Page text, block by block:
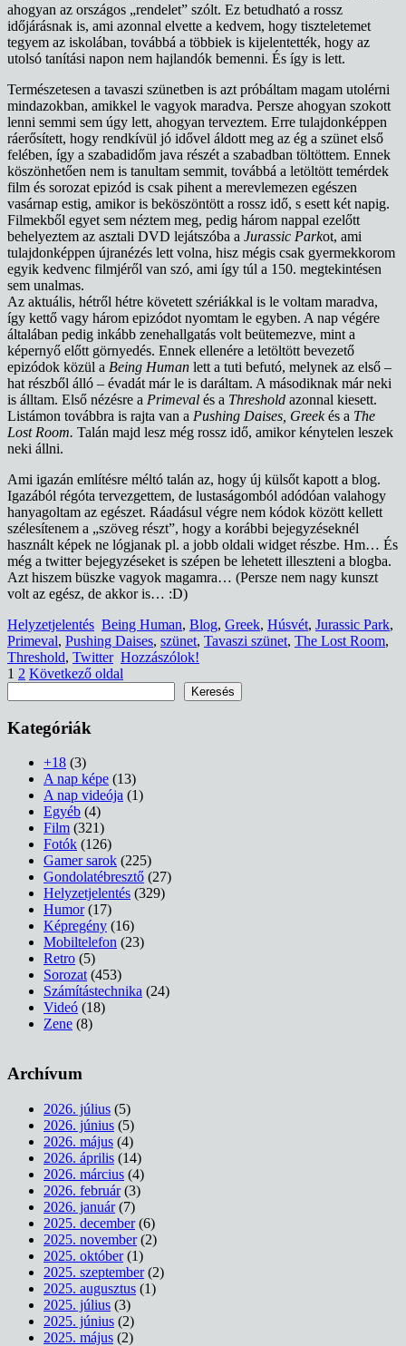
ahogyan az országos „rendelet” szólt. Ez betudható a rossz
időjárásnak is, ami azonnal elvette a kedvem, hogy tiszteletemet
tegyem az iskolában, továbbá a többiek is kijelentették, hogy az
utolsó tanítási napon nem hajlandók bemenni. És így is lett.
Természetesen a tavaszi szünetben is azt próbáltam magam utolérni
mindazokban, amikkel le vagyok maradva. Persze ahogyan szokott
lenni semmi sem úgy lett, ahogyan terveztem. Erre tulajdonképpen
ráerősített, hogy rendkívül jó idővel áldott meg az ég a szünet első
felében, így a szabadidőm java részét a szabadban töltöttem. Ennek
köszönhetően nem is tanultam semmit, továbbá a letöltött temérdek
film és sorozat epizód is csak pihent a merevlemezen egészen
vasárnap estig, amikor is beköszöntött a rossz idő, s esett két napig.
Filmekből egyet sem néztem meg, pedig három nappal ezelőtt
behelyeztem az asztali DVD lejátszóba a Jurassic Parkot, ami
tulajdonképpen újranézés lett volna, hisz mégis csak gyermekkorom
egyik kedvenc filmjéről van szó, ami így túl a 150. megtekintésen
sem unalmas.
Az aktuális, hétről hétre követett szériákkal is le voltam maradva,
így kettő vagy három epizódot nyomtam le egyben. A nap végére
általában pedig inkább zenehallgatás volt beütemezve, mint a
képernyő előtt görnyedés. Ennek ellenére a letöltött bevezető
epizódok közül a Being Human lett a tuti befutó, melynek az első –
hat részből álló – évadát már le is daráltam. A másodiknak már neki
is álltam. Első nézésre a Primeval és a Threshold azonnal kiesett.
Listámon továbbra is rajta van a Pushing Daises, Greekés a The
Lost Room. Talán majd lesz még rossz idő, amikor kénytelen leszek
neki állni.
Ami igazán említésre méltó talán az, hogy új külsőt kapott a blog.
Igazából régóta tervezgettem, de lustaságomból adódóan valahogy
hanyagoltam az egészet. Ráadásul végre nem kódok között kellett
szélesítenem a „szöveg részt”, hogy a korábbi bejegyzéseknél
használt képek ne lógjanak pl. a jobb oldali widget részbe. Hm… És
még a twitter bejegyzéseket is szépen be lehetett illeszteni a blogba.
Azt hiszem büszke vagyok magamra… (Persze nem nagy kunszt
volt az egész, de akkor is… :D)
Helyzetjelentés Being Human, Blog, Greek, Húsvét, Jurassic Park,
Primeval, Pushing Daises, szünet, Tavaszi szünet, The Lost Room,
Threshold, Twitter Hozzászólok!
Bejegyzések
lapozása
Page
1 Page
2 Következő oldal
Keresés
Kategóriák
+18 (3)
A nap képe (13)
A nap videója (1)
Egyéb (4)
Film (321)
Fotók (126)
Gamer sarok (225)
Gondolatébresztő (27)
Helyzetjelentés (329)
Humor(17)
Képregény (16)
Mobiltelefon (23)
Retro (5)
Sorozat (453)
Számítástechnika (24)
Videó (18)
Zene (8)
Archívum
2026. július (5)
2026. június (5)
2026. május (4)
2026. április (14)
2026. március (4)
2026. február(3)
2026. január(7)
2025. december(6)
2025. november(2)
2025. október(1)
2025. szeptember(2)
2025. augusztus (1)
2025. július (3)
2025. június (2)
2025. május (2)